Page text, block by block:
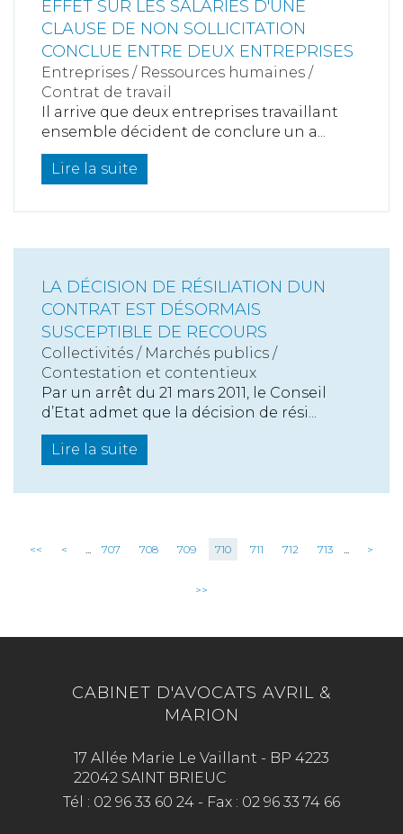
EFFET SUR LES SALARIÉS D'UNE
CLAUSE DE NON SOLLICITATION
CONCLUE ENTRE DEUX ENTREPRISES
Entreprises / Ressources humaines /
Contrat de travail
Il arrive que deux entreprises travaillant
ensemble décident de conclure un a...
Lire la suite
LA DÉCISION DE RÉSILIATION DUN
CONTRAT EST DÉSORMAIS
SUSCEPTIBLE DE RECOURS
Collectivités / Marchés publics /
Contestation et contentieux
Par un arrêt du 21 mars 2011, le Conseil
d’Etat admet que la décision de rési...
Lire la suite
<< < ... 707 708 709 710 711 712 713 ... >
>>
CABINET D'AVOCATS AVRIL &
MARION
17 Allée Marie Le Vaillant - BP 4223
22042 SAINT BRIEUC
Tél : 02 96 33 60 24 - Fax : 02 96 33 74 66